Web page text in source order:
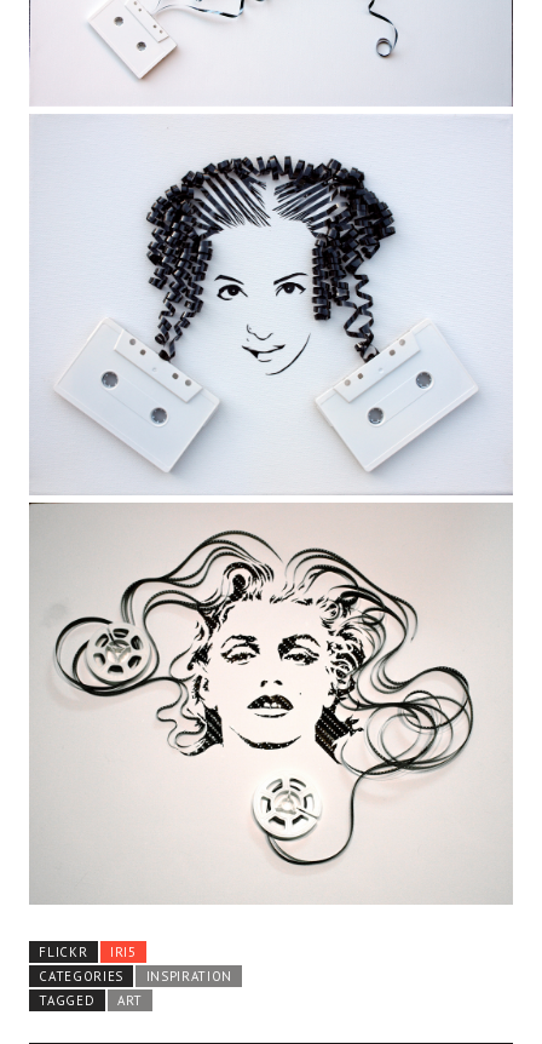
FLICKR
IRI5
CATEGORIES
INSPIRATION
TAGGED
ART